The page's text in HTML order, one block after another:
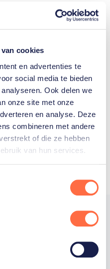
cookies
en advertenties te
social media te bieden
Ook delen we
onze site met onze
en analyse. Deze
combineren met andere
of die ze hebben
van hun services.
hebben er
de